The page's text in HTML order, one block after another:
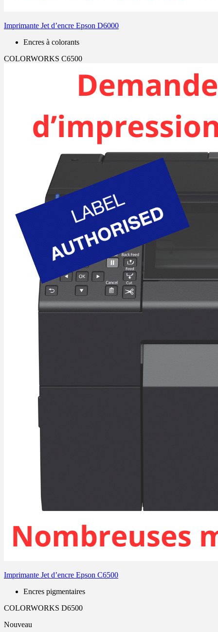
Imprimante Jet d’encre Epson D6000
Encres à colorants
COLORWORKS C6500
Imprimante Jet d’encre Epson C6500
Encres pigmentaires
COLORWORKS D6500
Nouveau